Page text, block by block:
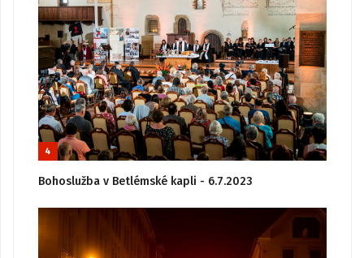
4
Bohoslužba v Betlémské kapli - 6.7.2023